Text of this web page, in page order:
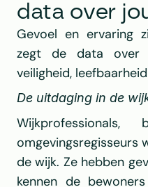
data over
Gevoel en ervaring
zegt de data over
veiligheid,
De uitdaging in de
Wijkprofessionals,
omgevingsregisseurs
de wijk. Ze hebben
kennen de